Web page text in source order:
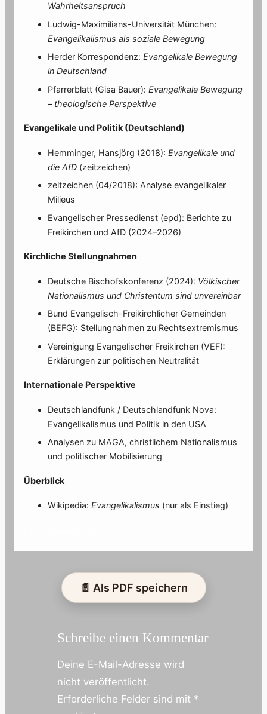
Wahrheitsanspruch
Ludwig-Maximilians-Universität München:
Evangelikalismus als soziale Bewegung
Herder Korrespondenz: Evangelikale Bewegung
in Deutschland
Pfarrerblatt (Gisa Bauer): Evangelikale Bewegung
– theologische Perspektive
Evangelikale und Politik (Deutschland)
Hemminger, Hansjörg (2018): Evangelikale und
die AfD (zeitzeichen)
zeitzeichen (04/2018): Analyse evangelikaler
Milieus
Evangelischer Pressedienst (epd): Berichte zu
Freikirchen und AfD (2024–2026)
Kirchliche Stellungnahmen
Deutsche Bischofskonferenz (2024): Völkischer
Nationalismus und Christentum sind unvereinbar
Bund Evangelisch-Freikirchlicher Gemeinden
(BEFG): Stellungnahmen zu Rechtsextremismus
Vereinigung Evangelischer Freikirchen (VEF):
Erklärungen zur politischen Neutralität
Internationale Perspektive
Deutschlandfunk / Deutschlandfunk Nova:
Evangelikalismus und Politik in den USA
Analysen zu MAGA, christlichem Nationalismus
und politischer Mobilisierung
Überblick
Wikipedia: Evangelikalismus (nur als Einstieg)
📄 Als PDF speichern
Schreibe einen Kommentar
Deine E-Mail-Adresse wird
nicht veröffentlicht.
Erforderliche Felder sind mit *